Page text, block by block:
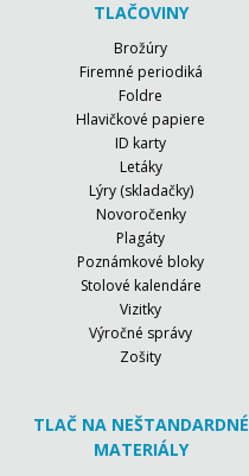
TLAČOVINY
Brožúry
Firemné periodiká
Foldre
Hlavičkové papiere
ID karty
Letáky
Lýry (skladačky)
Novoročenky
Plagáty
Poznámkové bloky
Stolové kalendáre
Vizitky
Výročné správy
Zošity
TLAČ NA NEŠTANDARDNÉ
MATERIÁLY